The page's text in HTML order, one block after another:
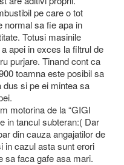
pe care o tot
normal sa fie apa in
Totusi masinile
apei in exces la filtrul de
purjare. Tinand cont ca
toamna este posibil sa
si pe ei mintea sa
motorina de la “GIGI
in tancul subteran:( Dar
din cauza angajatilor de
in cazul asta sunt erori
sa faca gafe asa mari.